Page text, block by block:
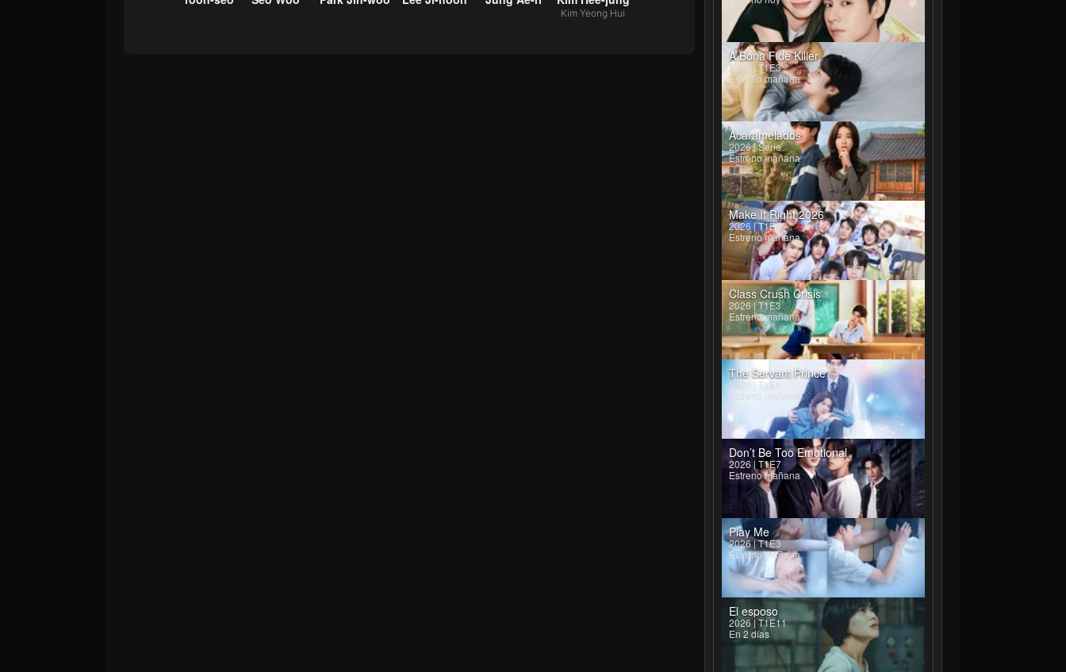
Kim Yeong Hui
A Bona Fide Killer
2026 | T1E3
Estreno mañana
Acaramelados
2026 | Serie
Estreno mañana
Make It Right 2026
2026 | T1E4
Estreno mañana
Class Crush Crisis
2026 | T1E3
Estreno mañana
The Servant Prince
2026 | T1E6
Estreno mañana
Don’t Be Too Emotional
2026 | T1E7
Estreno mañana
Play Me
2026 | T1E3
Estreno mañana
El esposo
2026 | T1E11
En 2 días